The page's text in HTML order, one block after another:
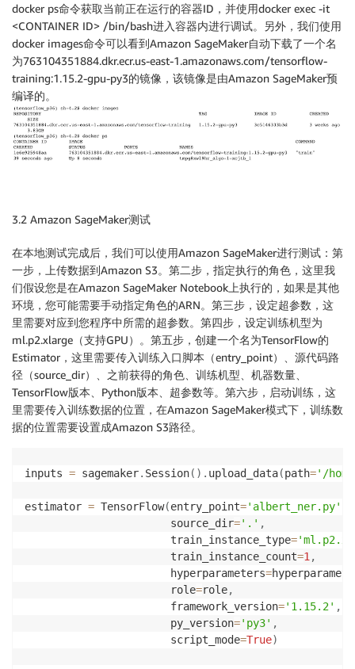
docker ps命令获取当前正在运行的容器ID，并使用docker exec -it
<CONTAINER ID> /bin/bash进入容器内进行调试。另外，我们使用
docker images命令可以看到Amazon SageMaker自动下载了一个名
为763104351884.dkr.ecr.us-east-1.amazonaws.com/tensorflow-
training:1.15.2-gpu-py3的镜像，该镜像是由Amazon SageMaker预
编译的。
3.2 Amazon SageMaker测试
在本地测试完成后，我们可以使用Amazon SageMaker进行测试：第
一步，上传数据到Amazon S3。第二步，指定执行的角色，这里我
们假设您是在Amazon SageMaker Notebook上执行的，如果是其他
环境，您可能需要手动指定角色的ARN。第三步，设定超参数，这
里需要对应到您程序中所需的超参数。第四步，设定训练机型为
ml.p2.xlarge（支持GPU）。第五步，创建一个名为TensorFlow的
Estimator，这里需要传入训练入口脚本（entry_point）、源代码路
径（source_dir）、之前获得的角色、训练机型、机器数量、
TensorFlow版本、Python版本、超参数等。第六步，启动训练，这
里需要传入训练数据的位置，在Amazon SageMaker模式下，训练数
据的位置需要设置成Amazon S3路径。
inputs = sagemaker. Session( ) . upload_data(path='/
estimator = TensorFlow(entry_point='albert_ner.py'
                       source_dir
='.' ,
                       train_instance_type
=
                       train_instance_count
=1 ,
                       hyperparameters
=
                       role
=role,
                       framework_version
='1.15.2' ,
                       py_version
='py3' ,
                       script_mode
=True)